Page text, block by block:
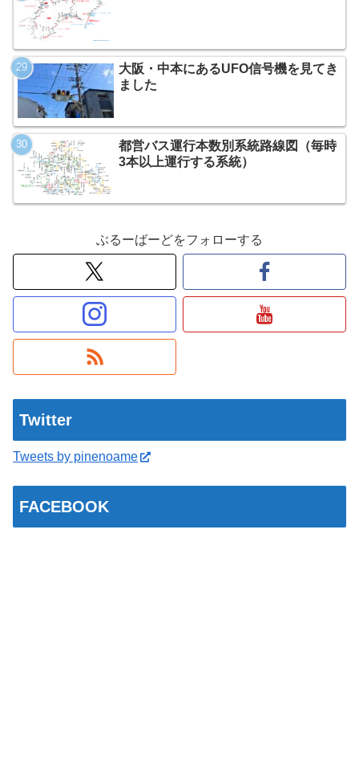
大阪・中本にあるUFO信号機を見てき
ました
都営バス運行本数別系統路線図（毎時
3本以上運行する系統）
ぶるーばーどをフォローする
Twitter
Tweets by pinenoame
FACEBOOK